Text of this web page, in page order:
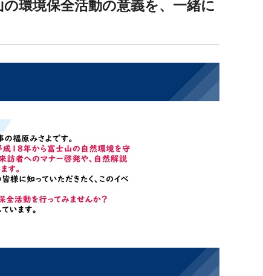
環境保全活動の意義を、一緒に